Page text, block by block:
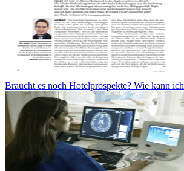
Braucht es noch Hotelprospekte? Wie kann ich